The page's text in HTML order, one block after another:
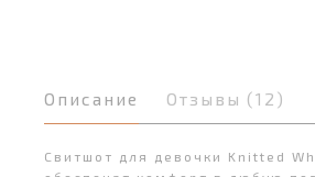
Описание Отзывы (12)
Свитшот для девочки Knitted